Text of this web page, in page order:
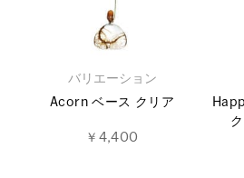
バリエーション
Acorn ベース クリア
￥4,400